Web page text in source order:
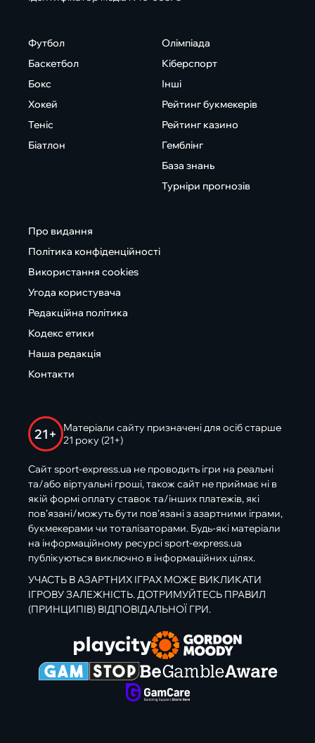
Футбол
Баскетбол
Бокс
Хокей
Теніс
Біатлон
Олімпіада
Кіберспорт
Інші
Рейтинг букмекерів
Рейтинг казино
Гемблінг
База знань
Турніри прогнозів
Про видання
Політика конфіденційності
Використання cookies
Угода користувача
Редакційна політика
Кодекс етики
Наша редакція
Контакти
21+
Матеріали сайту призначені для осіб старше
21 року (21+)
Сайт sport-express.ua не проводить ігри на реальні
та/або віртуальні гроші, також сайт не приймає ні в
якій формі оплату ставок та/інших платежів, які
пов’язані/можуть бути пов’язані з азартними іграми,
букмекерами чи тоталізаторами. Будь-які матеріали
на інформаційному ресурсі sport-express.ua
публікуються виключно в інформаційних цілях.
УЧАСТЬ В АЗАРТНИХ ІГРАХ МОЖЕ ВИКЛИКАТИ
ІГРОВУ ЗАЛЕЖНІСТЬ. ДОТРИМУЙТЕСЬ ПРАВИЛ
(ПРИНЦИПІВ) ВІДПОВІДАЛЬНОЇ ГРИ.